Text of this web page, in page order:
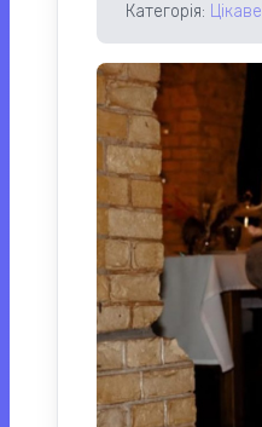
Категорія: Цікаве